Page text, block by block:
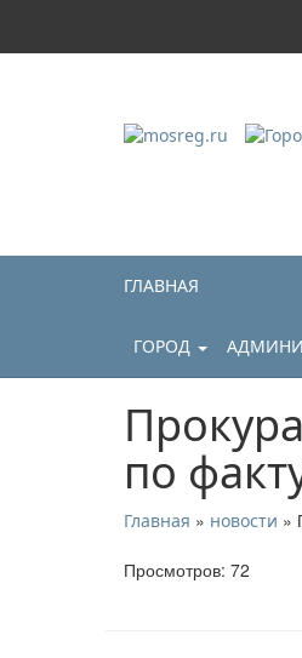
ГЛАВНАЯ
ГОРОД
по
Главная » новости »
Просмотров: 72